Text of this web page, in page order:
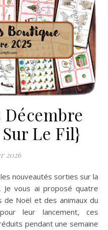
Décembre
Le Fil}
2026
Je vous ai proposé quatre
de Noël et des animaux du
leur lancement, ces
pendant une semaine